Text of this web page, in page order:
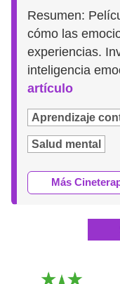
Resumen:
cómo las
experiencias.
inteligencia
artículo
Aprendizaje
Salud mental
Más